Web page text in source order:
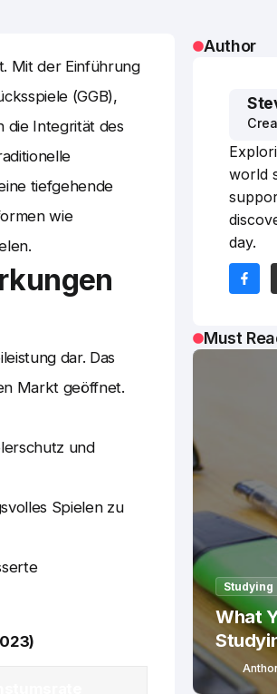
Mit der Einführung
(GGB),
die Integrität des
tiefgehende
wie
dar. Das
Markt geöffnet.
und
Spielen zu
Author
world
day.
Must
Studying
What